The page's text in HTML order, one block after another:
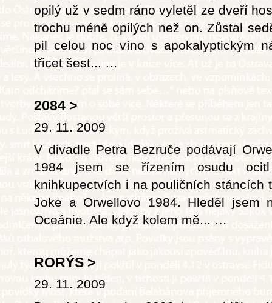
opilý už v sedm ráno vyletěl ze dveří
trochu méně opilých než on. Zůstal
pil celou noc víno s apokalyptickým
třicet šest... …
2084 >
29. 11. 2009
V divadle Petra Bezruče podávají
1984 jsem se řízením osudu
knihkupectvích i na pouličních stáncích
Joke a Orwellovo 1984. Hleděl jsem
Oceánie. Ale když kolem mě... …
RORÝS >
29. 11. 2009